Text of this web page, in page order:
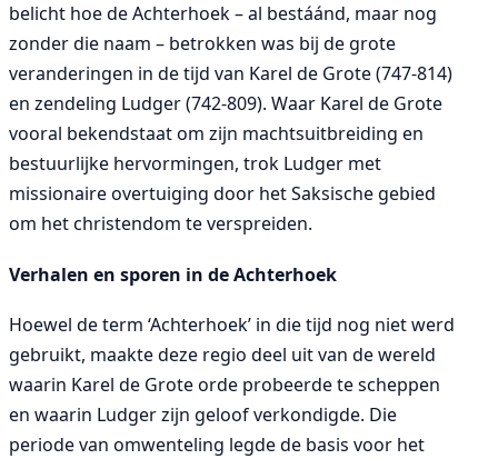
belicht hoe de Achterhoek – al bestáánd, maar nog
zonder die naam – betrokken was bij de grote
veranderingen in de tijd van Karel de Grote (747-814)
en zendeling Ludger (742-809). Waar Karel de Grote
vooral bekendstaat om zijn machtsuitbreiding en
bestuurlijke hervormingen, trok Ludger met
missionaire overtuiging door het Saksische gebied
om het christendom te verspreiden.
Verhalen en sporen in de Achterhoek
Hoewel de term ‘Achterhoek’ in die tijd nog niet werd
gebruikt, maakte deze regio deel uit van de wereld
waarin Karel de Grote orde probeerde te scheppen
en waarin Ludger zijn geloof verkondigde. Die
periode van omwenteling legde de basis voor het